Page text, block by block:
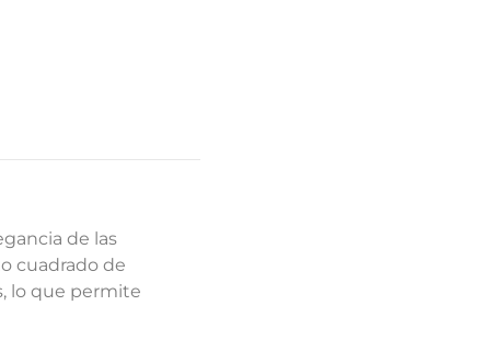
de las
cuadrado de
lo que permite